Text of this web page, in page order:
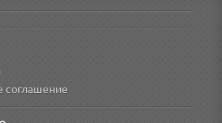
соглашение